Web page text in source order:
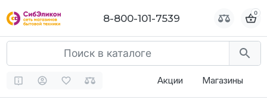
8-800-101-7539 0
Акции Магазины
8-800-101-7539 0